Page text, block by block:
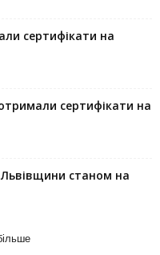
сертифікати на
сертифікати на
Львівщини станом на